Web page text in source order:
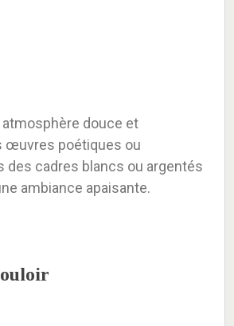
douce et
œuvres poétiques ou
des cadres blancs ou argentés
ambiance apaisante.